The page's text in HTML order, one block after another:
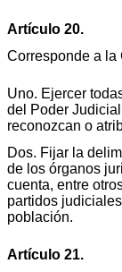
Artículo 20.
Corresponde a la
Uno. Ejercer
del Poder
reconozcan o
Dos. Fijar la
de los órganos
cuenta, entre
partidos
población.
Artículo 21.